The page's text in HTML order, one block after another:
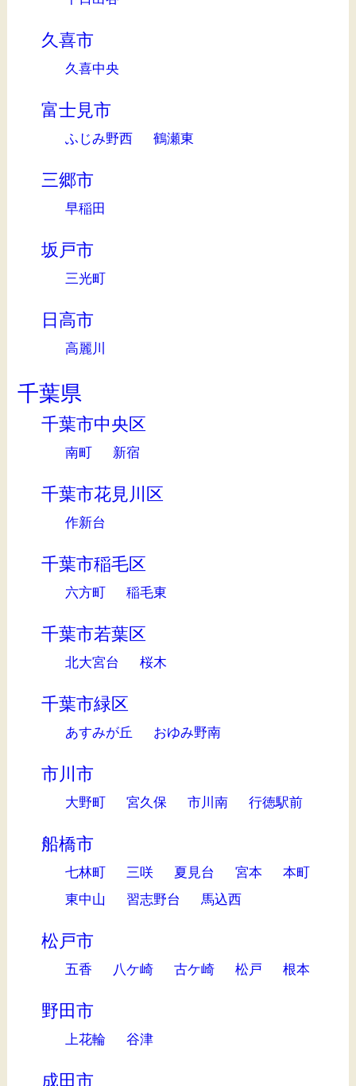
久喜市
久喜中央
富士見市
ふじみ野西 鶴瀬東
三郷市
早稲田
坂戸市
三光町
日高市
高麗川
千葉県
千葉市中央区
南町 新宿
千葉市花見川区
作新台
千葉市稲毛区
六方町 稲毛東
千葉市若葉区
北大宮台 桜木
千葉市緑区
あすみが丘 おゆみ野南
市川市
大野町 宮久保 市川南 行徳駅前
船橋市
七林町 三咲 夏見台 宮本
本町
東中山
習志野台 馬込西
松戸市
五香 八ケ崎 古ケ崎 松戸 根本
野田市
上花輪 谷津
成田市